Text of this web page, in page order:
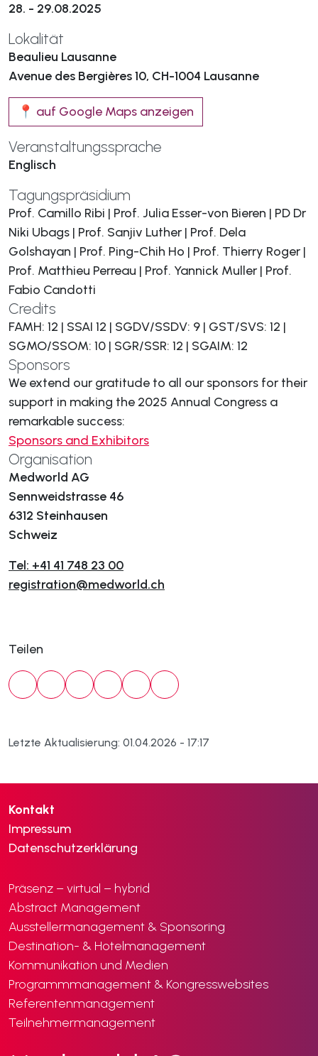
28. - 29.08.2025
Lokalität
Beaulieu Lausanne
Avenue des Bergières 10, CH-1004 Lausanne
📍 auf Google Maps anzeigen
Veranstaltungssprache
Englisch
Tagungspräsidium
Prof. Camillo Ribi | Prof. Julia Esser-von Bieren | PD Dr
Niki Ubags | Prof. Sanjiv Luther | Prof. Dela
Golshayan | Prof. Ping-Chih Ho | Prof. Thierry Roger |
Prof. Matthieu Perreau | Prof. Yannick Muller | Prof.
Fabio Candotti
Credits
FAMH: 12 | SSAI 12 | SGDV/SSDV: 9 | GST/SVS: 12 |
SGMO/SSOM: 10 | SGR/SSR: 12 | SGAIM: 12
Sponsors
We extend our gratitude to all our sponsors for their
support in making the 2025 Annual Congress a
remarkable success:
Sponsors and Exhibitors
Organisation
Medworld AG
Sennweidstrasse 46
6312 Steinhausen
Schweiz
Tel: +41 41 748 23 00
registration@medworld.ch
Teilen
Letzte Aktualisierung: 01.04.2026 - 17:17
Kontakt
Impressum
Datenschutzerklärung
Präsenz – virtual – hybrid
Abstract Management
Ausstellermanagement & Sponsoring
Destination- & Hotelmanagement
Kommunikation und Medien
Programmmanagement & Kongresswebsites
Referentenmanagement
Teilnehmermanagement